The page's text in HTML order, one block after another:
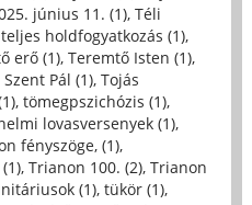
június 11. (1), Téli
teljes holdfogyatkozás (1),
erő (1), Teremtő Isten (1),
Pál (1), Tojás
, tömegpszichózis (1),
lovasversenyek (1),
fényszöge, (1),
, Trianon 100. (2), Trianon
(1), tükör (1),